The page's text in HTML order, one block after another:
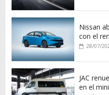
Nissan
con el
28/07/
JAC
en el